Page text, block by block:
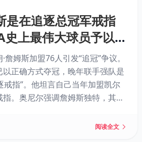
是在追逐总冠军戒指
上最伟大球员予以反
詹姆斯加盟76人引发“追冠”争议。
正确方式夺冠，晚年联手强队是
戒指”。他坦言自己当年加盟凯尔
。奥尼尔强调詹姆斯独特，其生
保证。
阅读全文